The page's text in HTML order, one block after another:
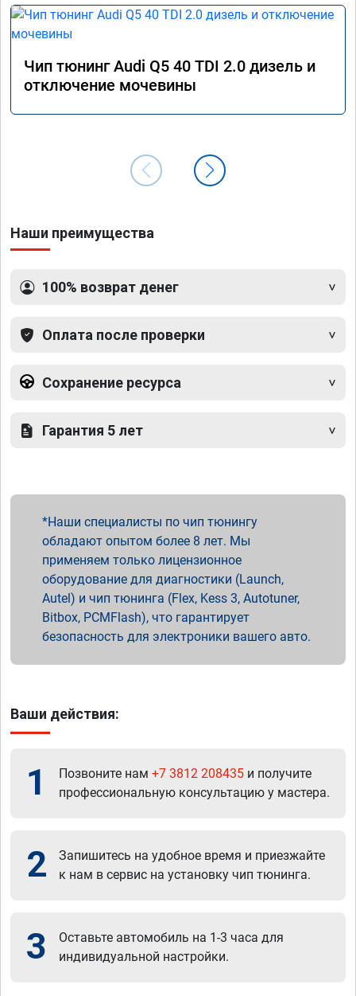
Чип тюнинг Audi Q5 40 TDI 2.0 дизель и
отключение мочевины
Наши преимущества
100% возврат денег
Оплата после проверки
Сохранение ресурса
Гарантия 5 лет
Наши специалисты по чип тюнингу
обладают опытом более 8 лет. Мы
применяем только лицензионное
оборудование для диагностики (Launch,
Autel) и чип тюнинга (Flex, Kess 3, Autotuner,
Bitbox, PCMFlash), что гарантирует
безопасность для электроники вашего авто.
Ваши действия:
1 Позвоните нам +7 3812 208435 и получите
профессиональную консультацию у мастера.
2
Запишитесь на удобное время и приезжайте
к нам в сервис на установку чип тюнинга.
3
Оставьте автомобиль на 1-3 часа для
индивидуальной настройки.